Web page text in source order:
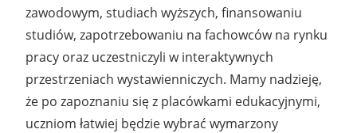
zawodowym, studiach wyższych, finansowaniu
studiów, zapotrzebowaniu na fachowców na rynku
pracy oraz uczestniczyli w interaktywnych
przestrzeniach wystawienniczych. Mamy nadzieję,
że po zapoznaniu się z placówkami edukacyjnymi,
uczniom łatwiej będzie wybrać wymarzony